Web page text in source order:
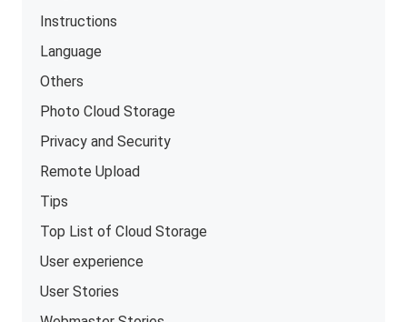
Instructions
Language
Others
Photo Cloud Storage
Privacy and Security
Remote Upload
Tips
Top List of Cloud Storage
User experience
User Stories